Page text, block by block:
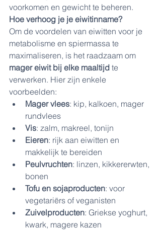
voorkomen en gewicht te beheren.
Hoe verhoog je je eiwitinname?
Om de voordelen van eiwitten voor je
metabolisme en spiermassa te
maximaliseren, is het raadzaam om
mager eiwit bij elke maaltijd te
verwerken. Hier zijn enkele
voorbeelden:
Mager vlees: kip, kalkoen, mager
rundvlees
Vis: zalm, makreel, tonijn
Eieren: rijk aan eiwitten en
makkelijk te bereiden
Peulvruchten: linzen, kikkererwten,
bonen
Tofu en sojaproducten: voor
vegetariërs of veganisten
Zuivelproducten: Griekse yoghurt,
kwark, magere kazen